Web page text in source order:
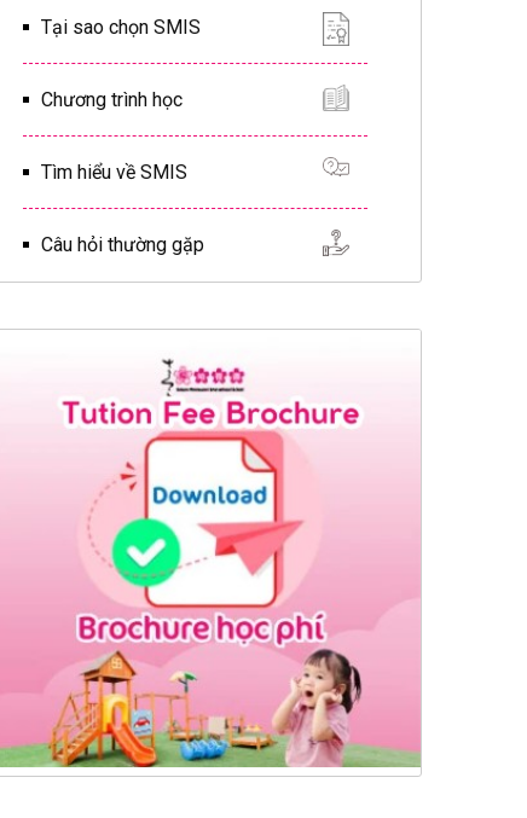
Tại sao chọn SMIS
Chương trình học
Tìm hiểu về SMIS
Câu hỏi thường gặp